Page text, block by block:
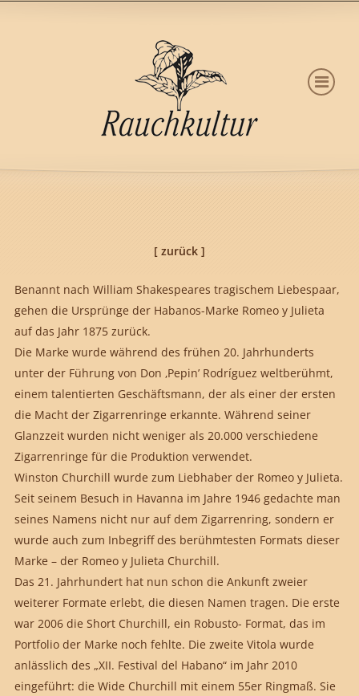
[ zurück ]
Benannt nach William Shakespeares tragischem Liebespaar,
gehen die Ursprünge der Habanos-Marke Romeo y Julieta
auf das Jahr 1875 zurück.
Die Marke wurde während des frühen 20. Jahrhunderts
unter der Führung von Don ‚Pepin’ Rodríguez weltberühmt,
einem talentierten Geschäftsmann, der als einer der ersten
die Macht der Zigarrenringe erkannte. Während seiner
Glanzzeit wurden nicht weniger als 20.000 verschiedene
Zigarrenringe für die Produktion verwendet.
Winston Churchill wurde zum Liebhaber der Romeo y Julieta.
Seit seinem Besuch in Havanna im Jahre 1946 gedachte man
seines Namens nicht nur auf dem Zigarrenring, sondern er
wurde auch zum Inbegriff des berühmtesten Formats dieser
Marke – der Romeo y Julieta Churchill.
Das 21. Jahrhundert hat nun schon die Ankunft zweier
weiterer Formate erlebt, die diesen Namen tragen. Die erste
war 2006 die Short Churchill, ein Robusto- Format, das im
Portfolio der Marke noch fehlte. Die zweite Vitola wurde
anlässlich des „XII. Festival del Habano“ im Jahr 2010
eingeführt: die Wide Churchill mit einem 55er Ringmaß. Sie